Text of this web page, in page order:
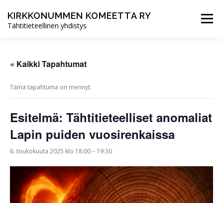
sisältöön
KIRKKONUMMEN KOMEETTA RY
Tähtitieteellinen yhdistys
Valikko
YHDISTYS LIITY JÄSENEKSI
« Kaikki Tapahtumat
Tämä tapahtuma on mennyt.
Esitelmä: Tähtitieteelliset anomaliat
Lapin puiden vuosirenkaissa
6. toukokuuta 2025 klo 18:00– 19:30